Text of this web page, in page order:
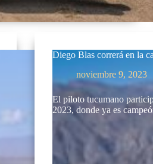
Diego Blas correrá en la
noviembre 9, 2023
El piloto tucumano
2023, donde ya es